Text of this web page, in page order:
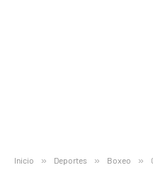
Inicio » Deportes » Boxeo »